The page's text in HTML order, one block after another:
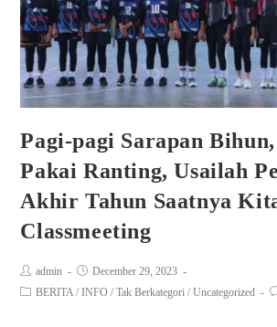
Pagi-pagi Sarapan
Pakai Ranting, Usailah
Akhir Tahun Saatnya
Classmeeting
admin
December 29, 2023
BERITA / INFO / Tak Berkategori / Uncategorized